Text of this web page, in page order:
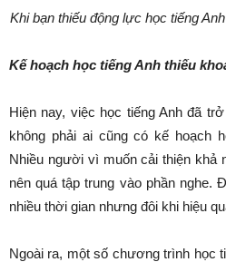
Khi bạn thiếu động lực học tiếng
Kế hoạch học tiếng Anh thiếu
Hiện nay, việc học tiếng Anh đã
không phải ai cũng có kế hoạch
Nhiều người vì muốn cải thiện khả
nên quá tập trung vào phần nghe.
nhiều thời gian nhưng đôi khi hiệu
Ngoài ra, một số chương trình học